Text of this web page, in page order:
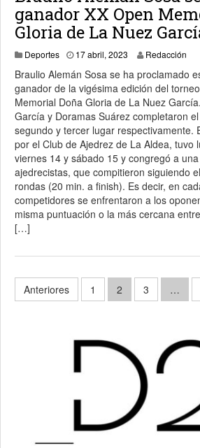
ganador XX Open
Gloria de La Nuez
Deportes 17 abril, 2023 19 abril, 2023
Redacción
Braulio Alemán Sosa se ha proclamado
ganador de la vigésima edición del
Memorial Doña Gloria de La Nuez
García y Doramas Suárez completaron
segundo y tercer lugar respectivamente.
por el Club de Ajedrez de La Aldea, tuvo
viernes 14 y sábado 15 y congregó a
ajedrecistas, que compitieron siguiendo
rondas (20 min. a finish). Es decir, en
competidores se enfrentaron a los
misma puntuación o la más cercana
[…]
Paginación
entradas
Anteriores 1 2 3 …